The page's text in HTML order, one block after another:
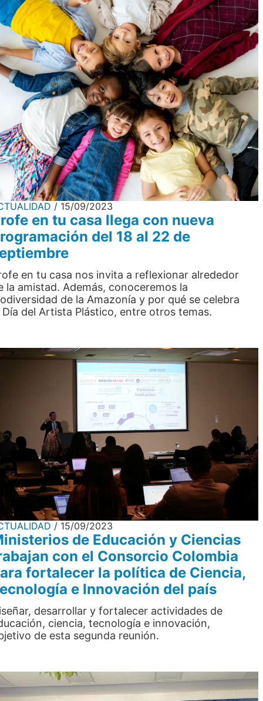
15/09/2023
en tu casa llega con nueva
del 18 al 22 de
en tu casa nos invita a reflexionar alrededor
la amistad. Además, conoceremos la
de la Amazonía y por qué se celebra
Día del Artista Plástico, entre otros temas.
15/09/2023
de Educación y Ciencias
con el Consorcio Colombia
fortalecer la política de Ciencia,
e Innovación del país
desarrollar y fortalecer actividades de
ciencia, tecnología e innovación,
de esta segunda reunión.